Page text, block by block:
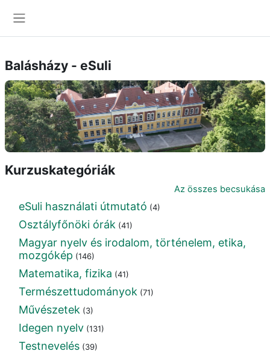
Balásházy - eSuli
Kurzuskategóriák
Az összes becsukása
eSuli használati útmutató (4)
Osztályfőnöki órák (41)
Magyar nyelv és irodalom, történelem, etika,
mozgókép (146)
Matematika, fizika (41)
Természettudományok (71)
Művészetek (3)
Idegen nyelv (131)
Testnevelés (39)